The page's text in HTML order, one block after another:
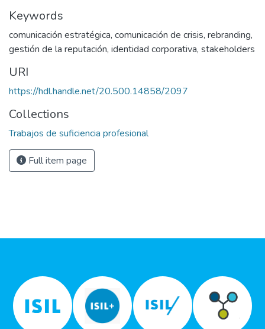
Keywords
comunicación estratégica, comunicación de crisis, rebranding,
gestión de la reputación, identidad corporativa, stakeholders
URI
https://hdl.handle.net/20.500.14858/2097
Collections
Trabajos de suficiencia profesional
Full item page